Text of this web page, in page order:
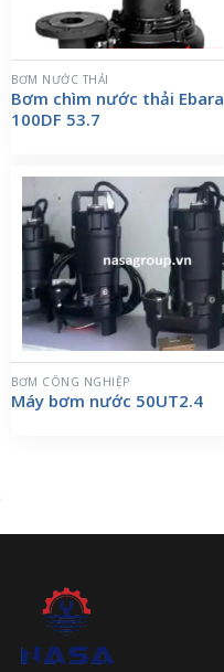
BƠM NƯỚC THẢI
Bơm chìm nước thải Ebara
100DF 53.7
BƠM CÔNG NGHIỆP
Máy bơm nước 50UT2.4